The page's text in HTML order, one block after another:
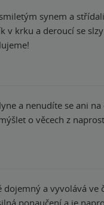
synem a
v krku a deroucí se
milujeme!
a nenudíte se ani
o věcech z
a vyvolává